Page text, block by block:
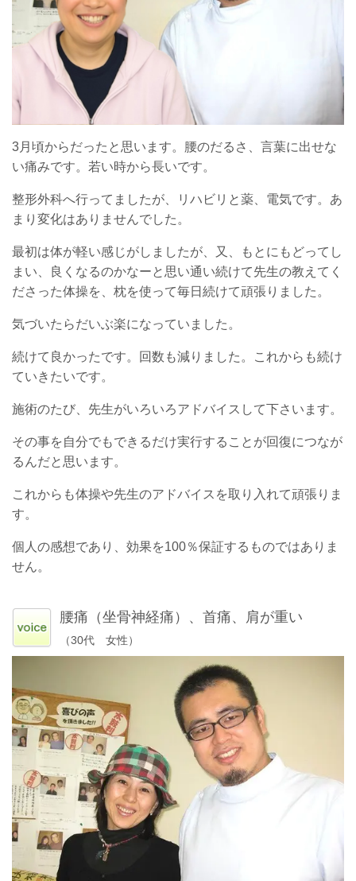
3月頃からだったと思います。腰のだるさ、言葉に出せな
い痛みです。若い時から長いです。
整形外科へ行ってましたが、リハビリと薬、電気です。あ
まり変化はありませんでした。
最初は体が軽い感じがしましたが、又、もとにもどってし
まい、良くなるのかなーと思い通い続けて先生の教えてく
ださった体操を、枕を使って毎日続けて頑張りました。
気づいたらだいぶ楽になっていました。
続けて良かったです。回数も減りました。これからも続け
ていきたいです。
施術のたび、先生がいろいろアドバイスして下さいます。
その事を自分でもできるだけ実行することが回復につなが
るんだと思います。
これからも体操や先生のアドバイスを取り入れて頑張りま
す。
個人の感想であり、効果を100％保証するものではありま
せん。
腰痛（坐骨神経痛）、首痛、肩が重い
（30代 女性）